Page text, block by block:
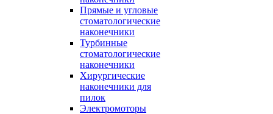
Прямые и угловые
стоматологические
наконечники
Турбинные
стоматологические
наконечники
Хирургические
наконечники для
пилок
Электромоторы